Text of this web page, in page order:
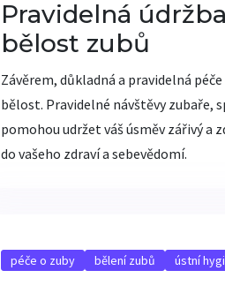
Pravidelná
bělost zubů
Závěrem, důkladná a pravidelná
bělost. Pravidelné návštěvy zubaře,
pomohou udržet váš úsměv zářivý a
do vašeho zdraví a sebevědomí.
péče o zuby bělení zubů ústní